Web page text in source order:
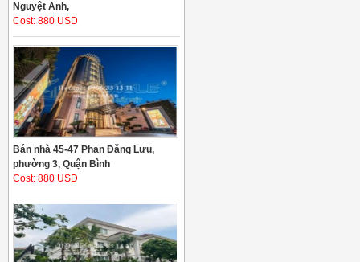
Nguyệt Anh,
Cost: 880 USD
Bán nhà 45-47 Phan Đăng Lưu,
phường 3, Quận Bình
Cost: 880 USD